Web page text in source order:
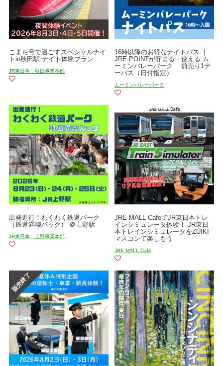
こまち号で過ごすスペシャルナイ
トin秋田駅 ナイト体験プラン
JR東日本 秋田事業本部
16時以降のお得なナイトパス ｜
JRE POINTが貯まる・使える ム
ーミンバレーパーク 前売り1デ
ーパス（日付指定）
ムーミンバレーパーク
出発進行！わくわく鉄道パーク
（鉄道満喫パック） ＠上野駅
JR東日本 上野事業本部
JRE MALL CafeでJR東日本トレ
インシミュレータ体験！ JR東日
本トレインシミュレータをZUIKI
マスコンで楽しもう
JRE MALL Cafe